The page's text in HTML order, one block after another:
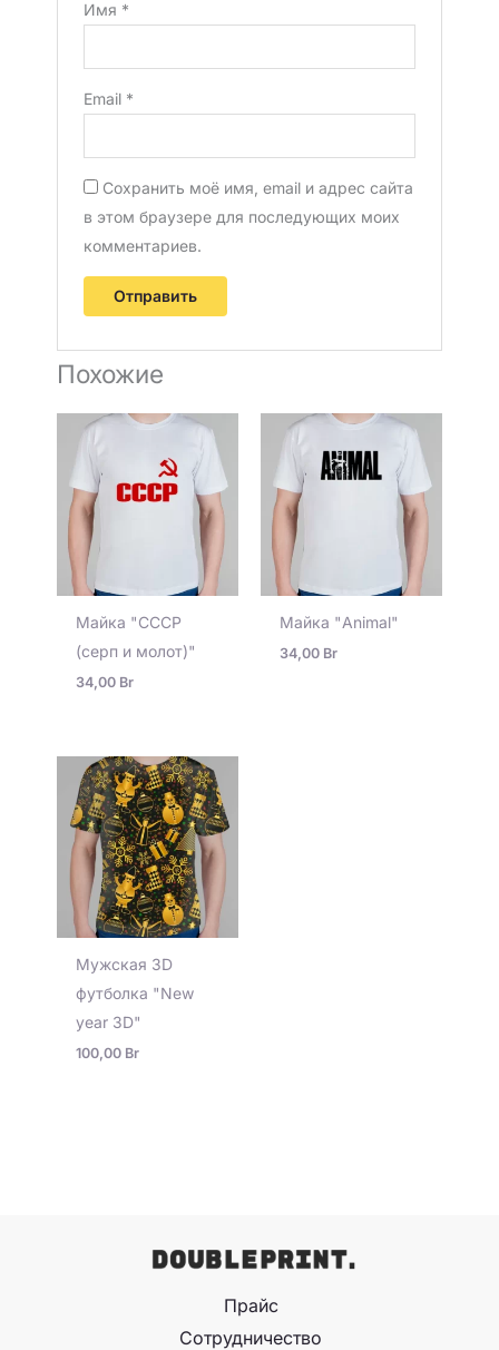
Имя *
Email *
Сохранить моё имя, email и адрес сайта
в этом браузере для последующих моих
комментариев.
Похожие
Майка "СССР
(серп и молот)"
34,00 Br
Майка "Animal"
34,00 Br
Мужская 3D
футболка "New
year 3D"
100,00 Br
Прайс
Сотрудничество